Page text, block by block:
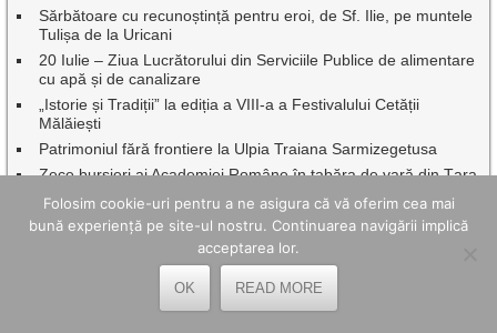
Sărbătoare cu recunoștință pentru eroi, de Sf. Ilie, pe muntele
Tulișa de la Uricani
20 Iulie – Ziua Lucrătorului din Serviciile Publice de alimentare
cu apă și de canalizare
„Istorie și Tradiții” la ediția a VIII-a a Festivalului Cetății
Mălăiești
Patrimoniul fără frontiere la Ulpia Traiana Sarmizegetusa
Zece bursieri ai Academiei Române în tabăra de vară din Țara
Green Line Valea Jiului: Toleranță zero față de amenințări,
intimidări și comportamente agresive în transportul public
Dr.ing. Benor Voicescu, împreună cu o seamă de profesori
emeriți ai Universității din Petroșani au fost onorați de
Folosim cookie-uri pentru a ne asigura că vă oferim cea mai
bună experiență pe site-ul nostru. Continuarea navigării implică
acceptarea lor.
OK READ MORE